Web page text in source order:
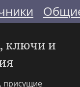
ключи и
присущие